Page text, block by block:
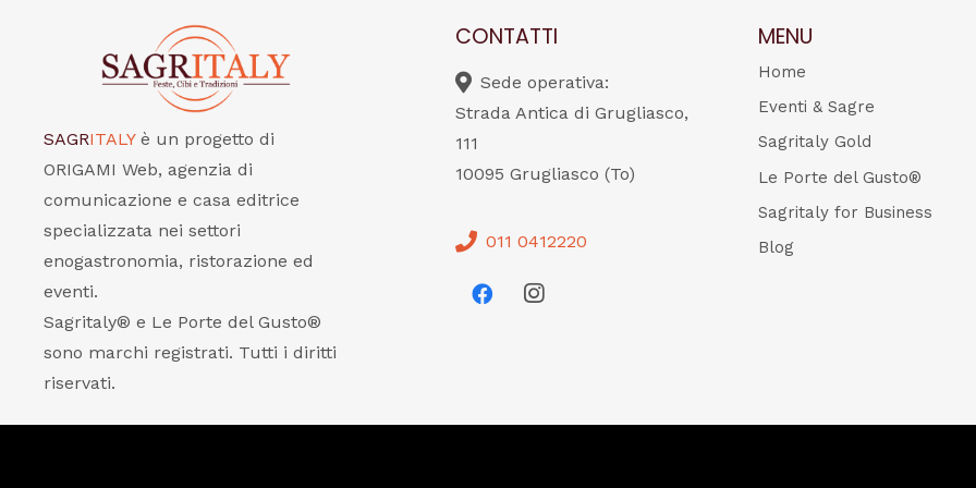
SAGRITALY è un progetto di
ORIGAMI Web, agenzia di
comunicazione e casa editrice
specializzata nei settori
enogastronomia, ristorazione ed
eventi.
Sagritaly® e Le Porte del Gusto®
sono marchi registrati. Tutti i diritti
riservati.
CONTATTI
Sede operativa:
Strada Antica di Grugliasco,
111
10095 Grugliasco (To)
011 0412220
MENU
Home
Eventi & Sagre
Sagritaly Gold
Le Porte del Gusto®
Sagritaly for Business
Blog